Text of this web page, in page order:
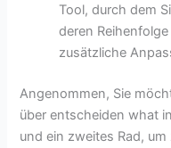
Tool, durch dem
deren
zusätzliche
Angenommen, Sie
über entscheiden what
und ein zweites Rad,